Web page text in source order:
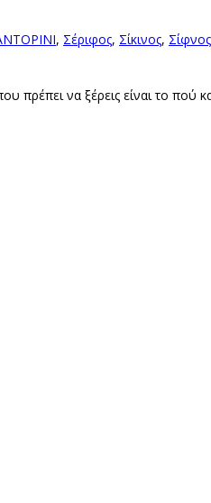
, Σέριφος, Σίκινος, Σίφνος
πρέπει να ξέρεις είναι το πού